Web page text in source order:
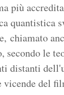
più
quantistica
chiamato
secondo le
distanti
del